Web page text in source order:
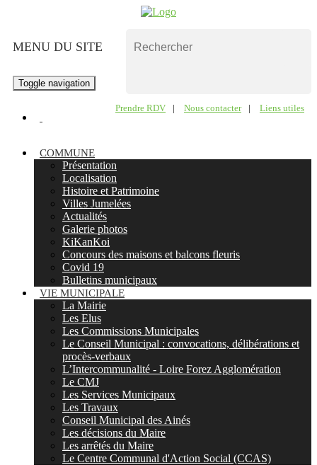
Prendre RDV | Nous contacter | Liens utiles
MENU DU SITE
Toggle navigation
COMMUNE
Présentation
Localisation
Histoire et Patrimoine
Villes Jumelées
Actualités
Galerie photos
KiKanKoi
Concours des maisons et balcons fleuris
Covid 19
Bulletins municipaux
VIE MUNICIPALE
La Mairie
Les Elus
Les Commissions Municipales
Le Conseil Municipal : convocations, délibérations et
procès-verbaux
L’Intercommunalité - Loire Forez Agglomération
Le CMJ
Les Services Municipaux
Les Travaux
Conseil Municipal des Ainés
Les décisions du Maire
Les arrêtés du Maire
Le Centre Communal d'Action Social (CCAS)